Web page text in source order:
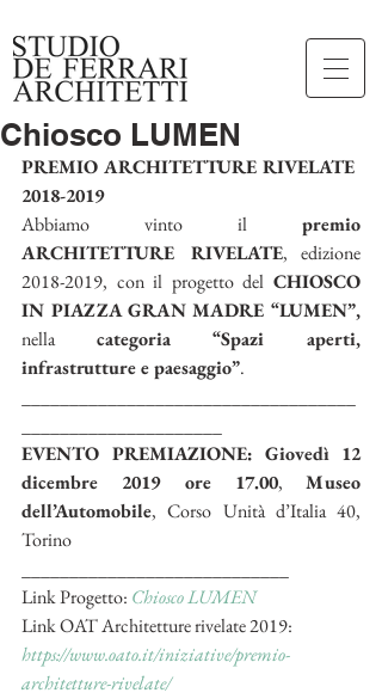
Chiosco LUMEN
PREMIO ARCHITETTURE RIVELATE
2018-2019
Abbiamo vinto il premio
ARCHITETTURE RIVELATE, edizione
2018-2019, con il progetto del CHIOSCO
IN PIAZZA GRAN MADRE “LUMEN”,
nella categoria “Spazi aperti,
infrastrutture e paesaggio”.
EVENTO PREMIAZIONE: Giovedì 12
dicembre 2019 ore 17.00, Museo
dell’Automobile, Corso Unità d’Italia 40,
Torino
Link Progetto: Chiosco LUMEN
Link OAT Architetture rivelate 2019:
https://www.oato.it/iniziative/premio-
architetture-rivelate/